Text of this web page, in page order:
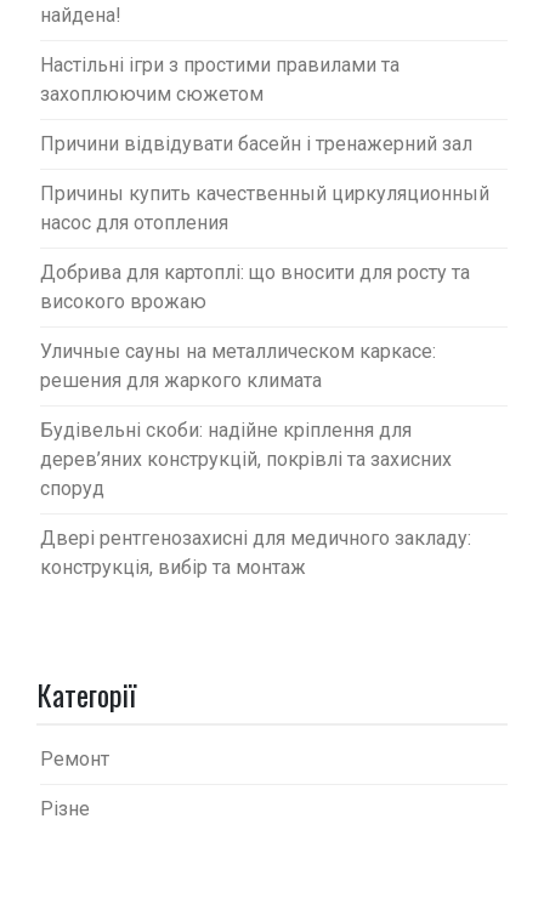
найдена!
Настільні ігри з простими правилами та
захоплюючим сюжетом
Причини відвідувати басейн і тренажерний зал
Причины купить качественный циркуляционный
насос для отопления
Добрива для картоплі: що вносити для росту та
високого врожаю
Уличные сауны на металлическом каркасе:
решения для жаркого климата
Будівельні скоби: надійне кріплення для
дерев’яних конструкцій, покрівлі та захисних
споруд
Двері рентгенозахисні для медичного закладу:
конструкція, вибір та монтаж
Категорії
Ремонт
Різне